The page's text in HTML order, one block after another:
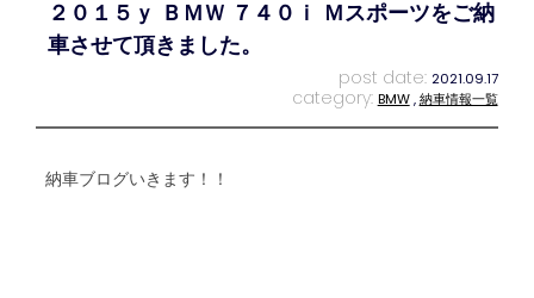
プライバシーポリシー スタッフblog
２０１５ｙ ＢＭＷ ７４０ｉ Ｍスポーツをご納
車させて頂きました。
post date: 2021.09.17
category: BMW,納車情報一覧
納車ブログいきます！！